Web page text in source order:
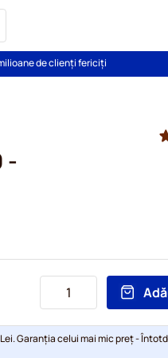
de clienți fericiți
-
Garanția celui mai mic preț -